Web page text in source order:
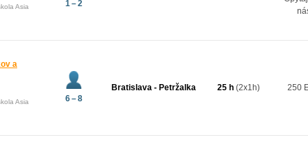
Asia 1 – 2
a
Asia 6 – 8
Bratislava - Petržalka 25 h (2x1h) 250